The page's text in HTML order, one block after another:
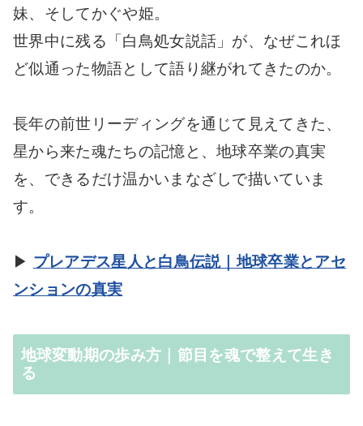
妹、そしてかぐや姫。
世界中に残る「白鳥処女説話」が、なぜこれほ
ど似通った物語として語り継がれてきたのか。
長年の前世リーディングを通じて見えてきた、
星から来た魂たちの記憶と、地球卒業の真実
を、できるだけ温かいまなざしで描いていま
す。
▶ プレアデス星人と白鳥伝説｜地球卒業とアセ
ンションの真実
地球変動期の歩み方｜節目を魂で整えて生き
る